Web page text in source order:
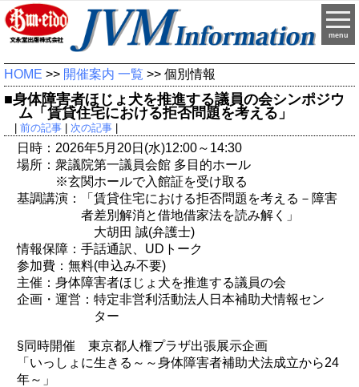
menu
HOME >> 開催案内 一覧 >> 個別情報
■身体障害者ほじょ犬を推進する議員の会シンポジウ
ム「賃貸住宅における拒否問題を考える」
| 前の記事| 次の記事|
日時：2026年5月20日(水)12:00～14:30
場所：衆議院第一議員会館 多目的ホール
※玄関ホールで入館証を受け取る
基調講演：「賃貸住宅における拒否問題を考える－障害
者差別解消と借地借家法を読み解く」
大胡田 誠(弁護士)
情報保障：手話通訳、UDトーク
参加費：無料(申込み不要)
主催：身体障害者ほじょ犬を推進する議員の会
企画・運営：特定非営利活動法人日本補助犬情報セン
ター
§同時開催 東京都人権プラザ出張展示企画
「いっしょに生きる～～身体障害者補助犬法成立から24
年～」